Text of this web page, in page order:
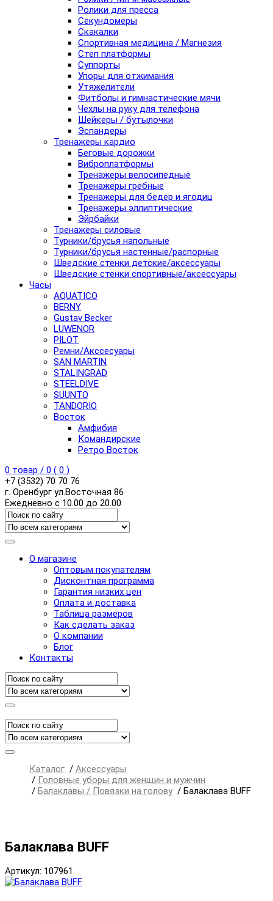
Ролики для пресса
Секундомеры
Скакалки
Спортивная медицина / Магнезия
Степ платформы
Суппорты
Упоры для отжимания
Утяжелители
Фитболы и гимнастические мячи
Чехлы на руку для телефона
Шейкеры / бутылочки
Эспандеры
Тренажеры кардио
Беговые дорожки
Виброплатформы
Тренажеры велосипедные
Тренажеры гребные
Тренажеры для бедер и ягодиц
Тренажеры эллиптические
Эйрбайки
Тренажеры силовые
Турники/брусья напольные
Турники/брусья настенные/распорные
Шведские стенки детские/аксессуары
Шведские стенки спортивные/аксессуары
Часы
AQUATICO
BERNY
Gustav Becker
LUWENOR
PILOT
Pемни/Акссесуары
SAN MARTIN
STALINGRAD
STEELDIVE
SUUNTO
TANDORIO
Восток
Амфибия
Командирские
Ретро Восток
0 товар / 0 ( 0 )
+7 (3532) 70 70 76
г. Оренбург ул.Восточная 86
Ежедневно с 10.00 до 20.00
О магазине
Оптовым покупателям
Дисконтная программа
Гарантия низких цен
Оплата и доставка
Таблица размеров
Как сделать заказ
О компании
Блог
Контакты
Каталог / Аксессуары
/ Головные уборы для женщин и мужчин
/ Балаклавы / Повязки на голову / Балаклава BUFF
Балаклава BUFF
Артикул: 107961